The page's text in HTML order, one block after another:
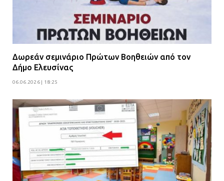
Δωρεάν σεμινάριο Πρώτων Βοηθειών από τον
Δήμο Ελευσίνας
06.06.2026 | 18:25